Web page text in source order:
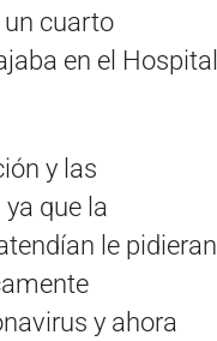
un cuarto
en el Hospital
y las
que la
le pidieran
y ahora